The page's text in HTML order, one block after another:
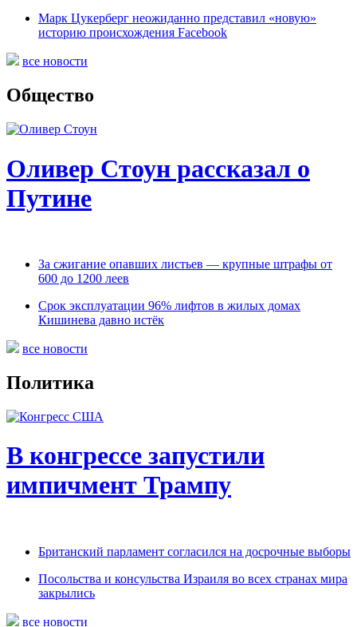
Марк Цукерберг неожиданно представил «новую»
историю происхождения Facebook
все новости
Общество
Оливер Стоун рассказал о
Путине
За сжигание опавших листьев — крупные штрафы от
600 до 1200 леев
Срок эксплуатации 96% лифтов в жилых домах
Кишинева давно истёк
все новости
Политика
В конгрессе запустили
импичмент Трампу
Британский парламент согласился на досрочные выборы
Посольства и консульства Израиля во всех странах мира
закрылись
все новости